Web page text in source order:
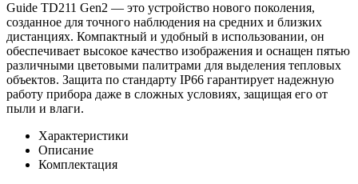
Guide TD211 Gen2 — это устройство нового поколения,
созданное для точного наблюдения на средних и близких
дистанциях. Компактный и удобный в использовании, он
обеспечивает высокое качество изображения и оснащен пятью
различными цветовыми палитрами для выделения тепловых
объектов. Защита по стандарту IP66 гарантирует надежную
работу прибора даже в сложных условиях, защищая его от
пыли и влаги.
Характеристики
Описание
Комплектация